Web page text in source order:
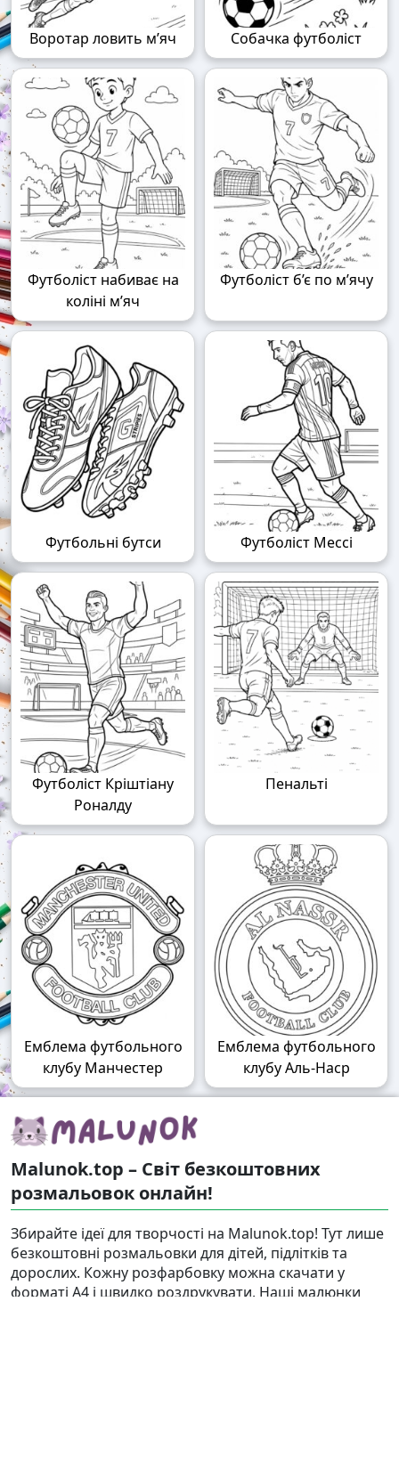
Воротар ловить м’яч Собачка футболіст
Футболіст набиває на
коліні м’яч
Футболіст б’є по м’ячу
Футбольні бутси Футболіст Мессі
Футболіст Кріштіану
Роналду
Пенальті
Емблема футбольного
клубу Манчестер
Емблема футбольного
клубу Аль-Наср
Malunok.top – Світ безкоштовних
розмальовок онлайн!
Збирайте ідеї для творчості на Malunok.top! Тут лише
безкоштовні розмальовки для дітей, підлітків та
дорослих. Кожну розфарбовку можна скачати у
форматі А4 і швидко роздрукувати. Наші малюнки